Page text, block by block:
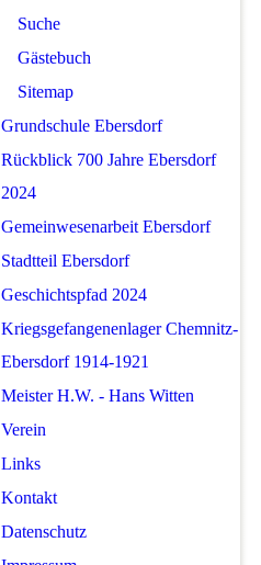
Suche
Gästebuch
Sitemap
Grundschule Ebersdorf
Rückblick 700 Jahre Ebersdorf
2024
Gemeinwesenarbeit Ebersdorf
Stadtteil Ebersdorf
Geschichtspfad 2024
Kriegsgefangenenlager Chemnitz-
Ebersdorf 1914-1921
Meister H.W. - Hans Witten
Verein
Links
Kontakt
Datenschutz